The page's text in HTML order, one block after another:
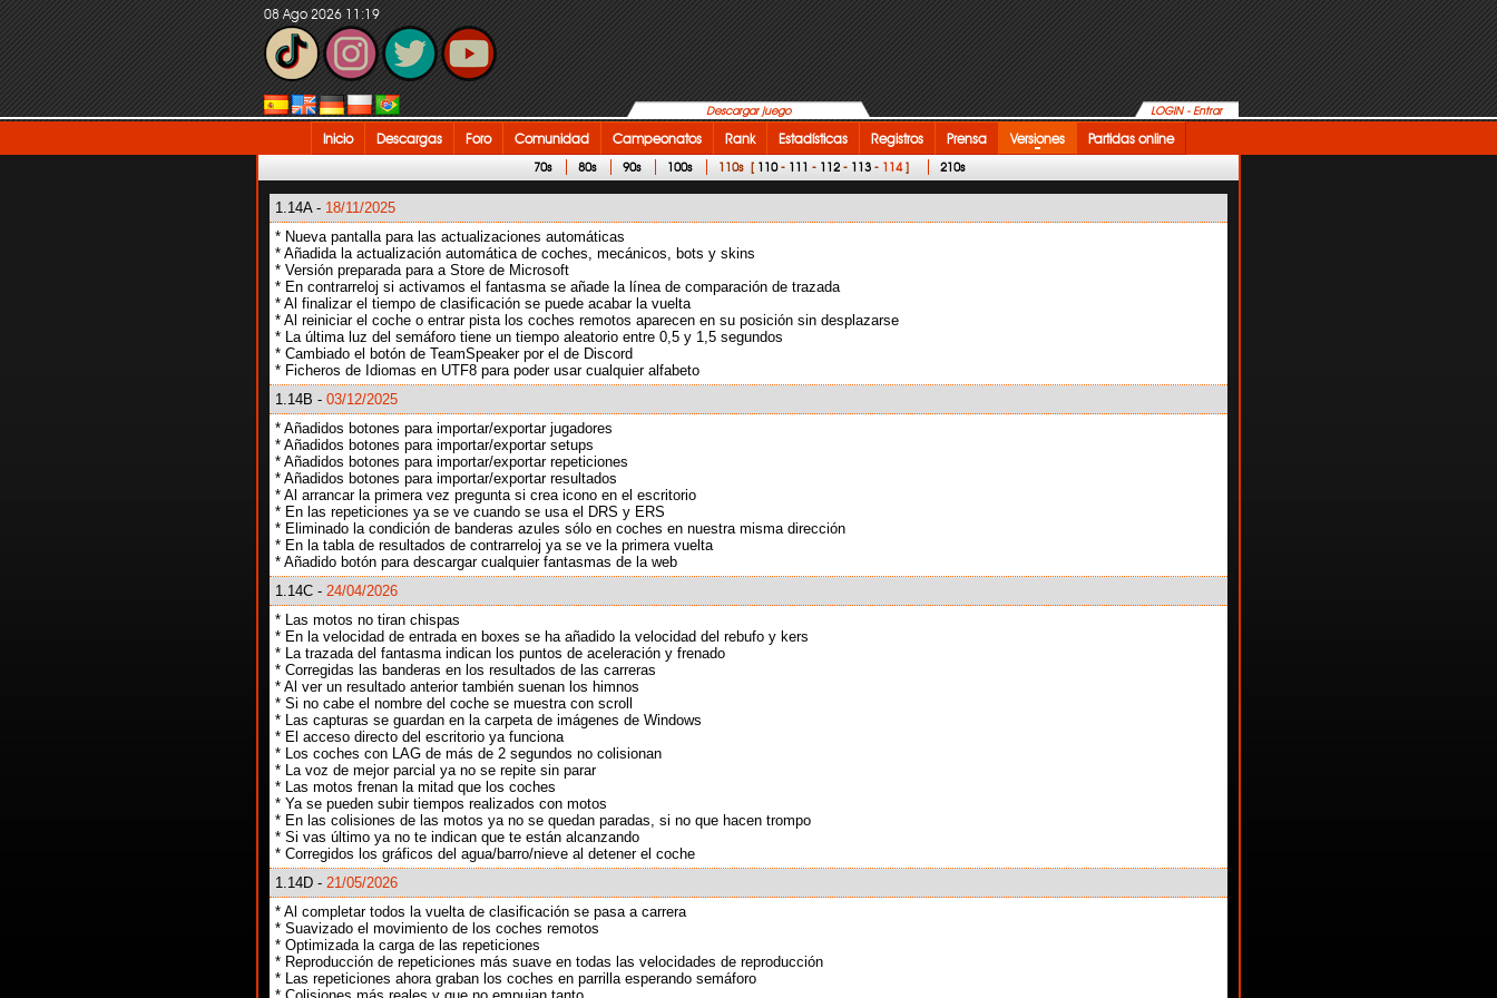
08 Ago 2026 11:19
Descargar juego LOGIN - Entrar
Inicio Descargas Foro Comunidad Campeonatos Rank Estadísticas Registros Prensa Versiones Partidas online
70s 80s 90s 100s 110s [ 110- 111 - 112- 113- 114] 210s
1.14A - 18/11/2025
* Nueva pantalla para las actualizaciones automáticas
* Añadida la actualización automática de coches, mecánicos, bots y skins
* Versión preparada para a Store de Microsoft
* En contrarreloj si activamos el fantasma se añade la línea de comparación de trazada
* Al finalizar el tiempo de clasificación se puede acabar la vuelta
* Al reiniciar el coche o entrar pista los coches remotos aparecen en su posición sin desplazarse
* La última luz del semáforo tiene un tiempo aleatorio entre 0,5 y 1,5 segundos
* Cambiado el botón de TeamSpeaker por el de Discord
* Ficheros de Idiomas en UTF8 para poder usar cualquier alfabeto
1.14B - 03/12/2025
* Añadidos botones para importar/exportar jugadores
* Añadidos botones para importar/exportar setups
* Añadidos botones para importar/exportar repeticiones
* Añadidos botones para importar/exportar resultados
* Al arrancar la primera vez pregunta si crea icono en el escritorio
* En las repeticiones ya se ve cuando se usa el DRS y ERS
* Eliminado la condición de banderas azules sólo en coches en nuestra misma dirección
* En la tabla de resultados de contrarreloj ya se ve la primera vuelta
* Añadido botón para descargar cualquier fantasmas de la web
1.14C - 24/04/2026
* Las motos no tiran chispas
* En la velocidad de entrada en boxes se ha añadido la velocidad del rebufo y kers
* La trazada del fantasma indican los puntos de aceleración y frenado
* Corregidas las banderas en los resultados de las carreras
* Al ver un resultado anterior también suenan los himnos
* Si no cabe el nombre del coche se muestra con scroll
* Las capturas se guardan en la carpeta de imágenes de Windows
* El acceso directo del escritorio ya funciona
* Los coches con LAG de más de 2 segundos no colisionan
* La voz de mejor parcial ya no se repite sin parar
* Las motos frenan la mitad que los coches
* Ya se pueden subir tiempos realizados con motos
* En las colisiones de las motos ya no se quedan paradas, si no que hacen trompo
* Si vas último ya no te indican que te están alcanzando
* Corregidos los gráficos del agua/barro/nieve al detener el coche
1.14D - 21/05/2026
* Al completar todos la vuelta de clasificación se pasa a carrera
* Suavizado el movimiento de los coches remotos
* Optimizada la carga de las repeticiones
* Reproducción de repeticiones más suave en todas las velocidades de reproducción
* Las repeticiones ahora graban los coches en parrilla esperando semáforo